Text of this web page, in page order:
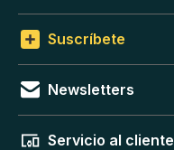
Suscríbete
Newsletters
Servicio al cliente